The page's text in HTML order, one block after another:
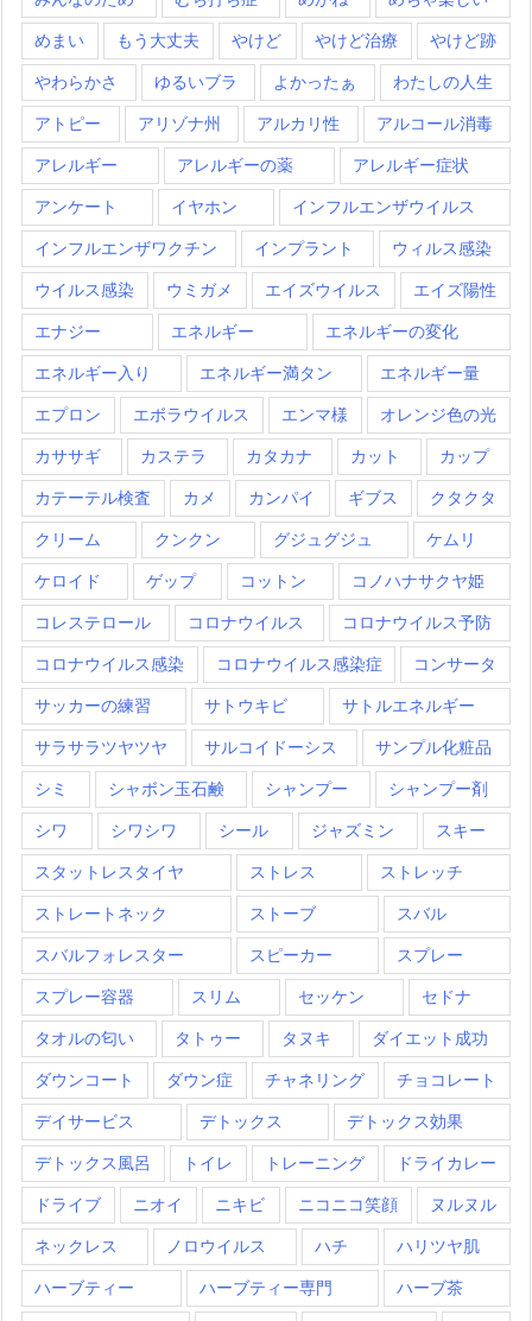
めまい もう大丈夫 やけど やけど治療 やけど跡
やわらかさ ゆるいブラ よかったぁ わたしの人生
アトピー アリゾナ州 アルカリ性 アルコール消毒
アレルギー アレルギーの薬 アレルギー症状
アンケート イヤホン インフルエンザウイルス
インフルエンザワクチン インプラント ウィルス感染
ウイルス感染 ウミガメ エイズウイルス エイズ陽性
エナジー エネルギー エネルギーの変化
エネルギー入り エネルギー満タン エネルギー量
エプロン エボラウイルス エンマ様 オレンジ色の光
カササギ カステラ カタカナ カット カップ
カテーテル検査 カメ カンパイ ギブス クタクタ
クリーム クンクン グジュグジュ ケムリ
ケロイド ゲップ コットン コノハナサクヤ姫
コレステロール コロナウイルス コロナウイルス予防
コロナウイルス感染 コロナウイルス感染症 コンサータ
サッカーの練習 サトウキビ サトルエネルギー
サラサラツヤツヤ サルコイドーシス サンプル化粧品
シミ シャボン玉石鹸 シャンプー シャンプー剤
シワ シワシワ シール ジャズミン スキー
スタットレスタイヤ ストレス ストレッチ
ストレートネック ストーブ スバル
スバルフォレスター スピーカー スプレー
スプレー容器 スリム セッケン セドナ
タオルの匂い タトゥー タヌキ ダイエット成功
ダウンコート ダウン症 チャネリング チョコレート
デイサービス デトックス デトックス効果
デトックス風呂 トイレ トレーニング ドライカレー
ドライブ ニオイ ニキビ ニコニコ笑顔 ヌルヌル
ネックレス ノロウイルス ハチ ハリツヤ肌
ハーブティー ハーブティー専門 ハーブ茶